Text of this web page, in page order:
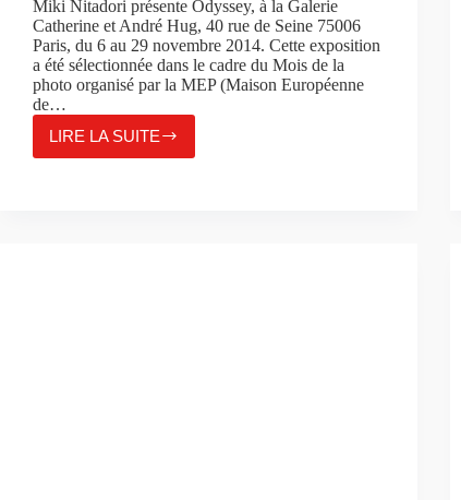
Miki Nitadori présente Odyssey, à la Galerie
Catherine et André Hug, 40 rue de Seine 75006
Paris, du 6 au 29 novembre 2014. Cette exposition
a été sélectionnée dans le cadre du Mois de la
photo organisé par la MEP (Maison Européenne
de…
LIRE LA SUITE
MIKI
NITADORI